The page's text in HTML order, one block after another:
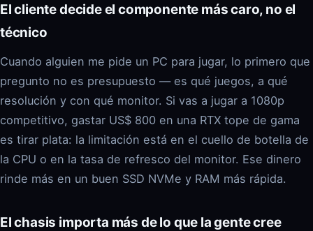
El cliente decide el componente más caro, no el
técnico
Cuando alguien me pide un PC para jugar, lo primero que
pregunto no es presupuesto — es qué juegos, a qué
resolución y con qué monitor. Si vas a jugar a 1080p
competitivo, gastar US$ 800 en una RTX tope de gama
es tirar plata: la limitación está en el cuello de botella de
la CPU o en la tasa de refresco del monitor. Ese dinero
rinde más en un buen SSD NVMe y RAM más rápida.
El chasis importa más de lo que la gente cree